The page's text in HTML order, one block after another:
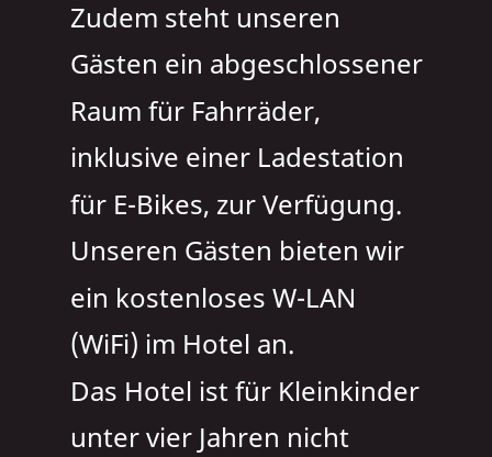
Zudem steht unseren
Gästen ein abgeschlossener
Raum für Fahrräder,
inklusive einer Ladestation
für E-Bikes, zur Verfügung.
Unseren Gästen bieten wir
ein kostenloses W-LAN
(WiFi) im Hotel an.
Das Hotel ist für Kleinkinder
unter vier Jahren nicht